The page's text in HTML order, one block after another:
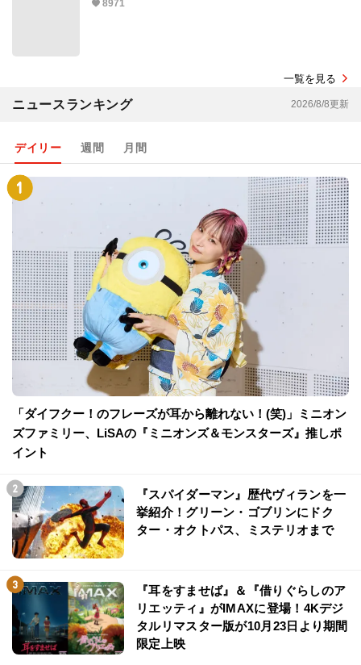
8971
一覧を見る
ニュースランキング 2026/8/8更新
デイリー 週間 月間
「ダイフクー！のフレーズが耳から離れない！(笑)」ミニオン
ズファミリー、LiSAの『ミニオンズ＆モンスターズ』推しポ
イント
『スパイダーマン』歴代ヴィランを一
挙紹介！グリーン・ゴブリンにドク
ター・オクトパス、ミステリオまで
『耳をすませば』＆『借りぐらしのア
リエッティ』がIMAXに登場！4Kデジ
タルリマスター版が10月23日より期間
限定上映